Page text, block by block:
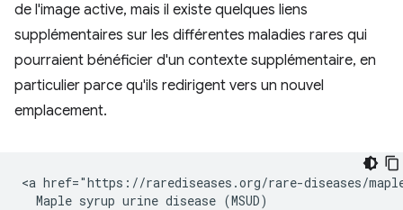
de l'image active, mais il existe quelques liens
supplémentaires sur les différentes maladies rares qui
pourraient bénéficier d'un contexte supplémentaire, en
particulier parce qu'ils redirigent vers un nouvel
emplacement.
<a href="https://rarediseases.org/rare-diseases/
  Maple syrup urine disease (MSUD)